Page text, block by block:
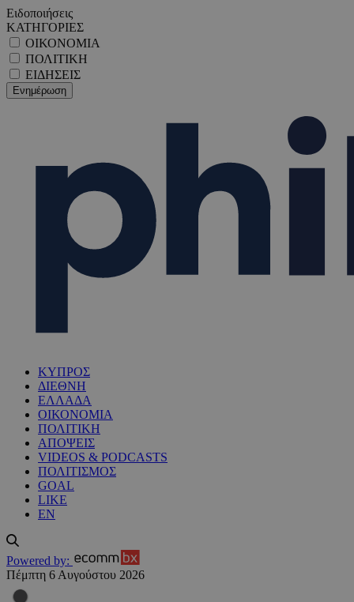
Ειδοποιήσεις
ΚΑΤΗΓΟΡΙΕΣ
ΟΙΚΟΝΟΜΙΑ
ΠΟΛΙΤΙΚΗ
ΕΙΔΗΣΕΙΣ
ΚΥΠΡΟΣ
ΔΙΕΘΝΗ
ΕΛΛΑΔΑ
ΟΙΚΟΝΟΜΙΑ
ΠΟΛΙΤΙΚΗ
ΑΠΟΨΕΙΣ
VIDEOS & PODCASTS
ΠΟΛΙΤΙΣΜΟΣ
GOAL
LIKE
EN
Powered by:
Πέμπτη 6 Αυγούστου 2026